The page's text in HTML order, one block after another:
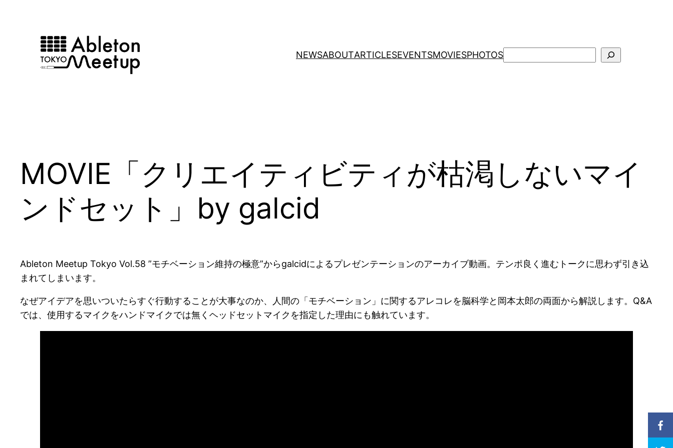
NEWSABOUTARTICLESEVENTSMOVIESPHOTOS検
MOVIE「クリエイティビティが枯渇しないマイ
ンドセット」by galcid
Ableton Meetup Tokyo Vol.58 ”モチベーション維持の極意”からgalcidによるプレゼンテーションのアーカイブ動画。テンポ良く進むトークに思わず引き込
まれてしまいます。
なぜアイデアを思いついたらすぐ行動することが大事なのか、人間の「モチベーション」に関するアレコレを脳科学と岡本太郎の両面から解説します。Q&A
では、使用するマイクをハンドマイクでは無くヘッドセットマイクを指定した理由にも触れています。